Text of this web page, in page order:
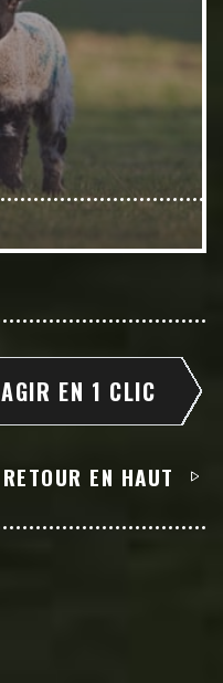
AGIR EN 1 CLIC
RETOUR EN HAUT